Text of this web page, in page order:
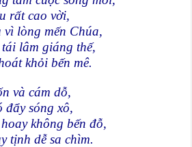
rất cao vời,
vì lòng mến Chúa,
lâm giáng thế,
khỏi bến mê.
và cám dỗ,
đẩy sóng xô,
không bến đỗ,
tịnh dễ sa chìm.